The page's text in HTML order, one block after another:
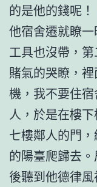
的是他的錢呢
他宿舍遷就瞭
工具也沒帶，
賭氣的哭瞭，
機，我不要住
人，於是在樓
七樓鄰人的門
的陽臺爬歸去
後聽到他德律